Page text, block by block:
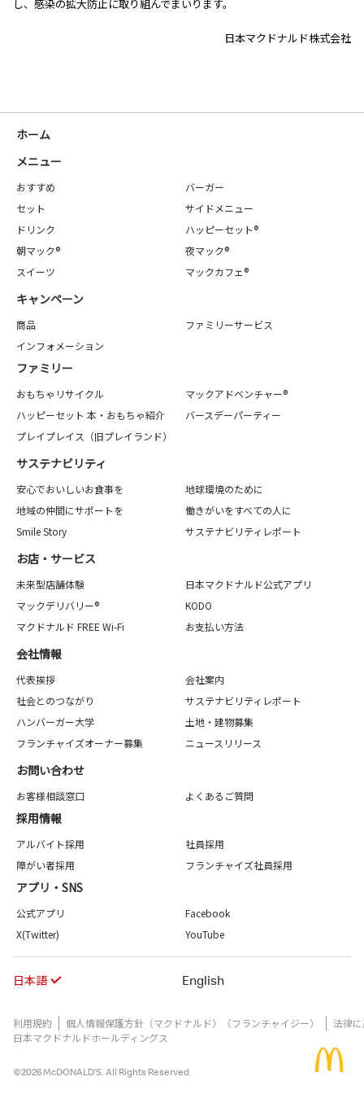
し、感染の拡大防止に取り組んでまいります。
日本マクドナルド株式会社
ホーム
メニュー
おすすめ
バーガー
セット
サイドメニュー
ドリンク
ハッピーセット®
朝マック®
夜マック®
スイーツ
マックカフェ®
キャンペーン
商品
ファミリーサービス
インフォメーション
ファミリー
おもちゃリサイクル
マックアドベンチャー®
ハッピーセット 本・おもちゃ紹介
バースデーパーティー
プレイプレイス（旧プレイランド）
サステナビリティ
安心でおいしいお食事を
地球環境のために
地域の仲間にサポートを
働きがいをすべての人に
Smile Story
サステナビリティレポート
お店・サービス
未来型店舗体験
日本マクドナルド公式アプリ
マックデリバリー®
KODO
マクドナルド FREE Wi-Fi
お支払い方法
会社情報
代表挨拶
会社案内
社会とのつながり
サステナビリティレポート
ハンバーガー大学
土地・建物募集
フランチャイズオーナー募集
ニュースリリース
お問い合わせ
お客様相談窓口 よくあるご質問
採用情報
アルバイト採用
社員採用
障がい者採用
フランチャイズ社員採用
アプリ・SNS
公式アプリ
Facebook
X(Twitter)
YouTube
日本語 English
利用規約 個人情報保護方針（マクドナルド）（フランチャイジー）
法律
日本マクドナルドホールディングス
©2026 McDONALD’S. All Rights Reserved.